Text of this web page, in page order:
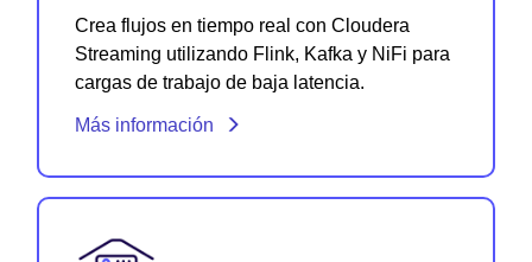
Crea flujos en tiempo real con Cloudera
Streaming utilizando Flink, Kafka y NiFi para
cargas de trabajo de baja latencia.
Más información